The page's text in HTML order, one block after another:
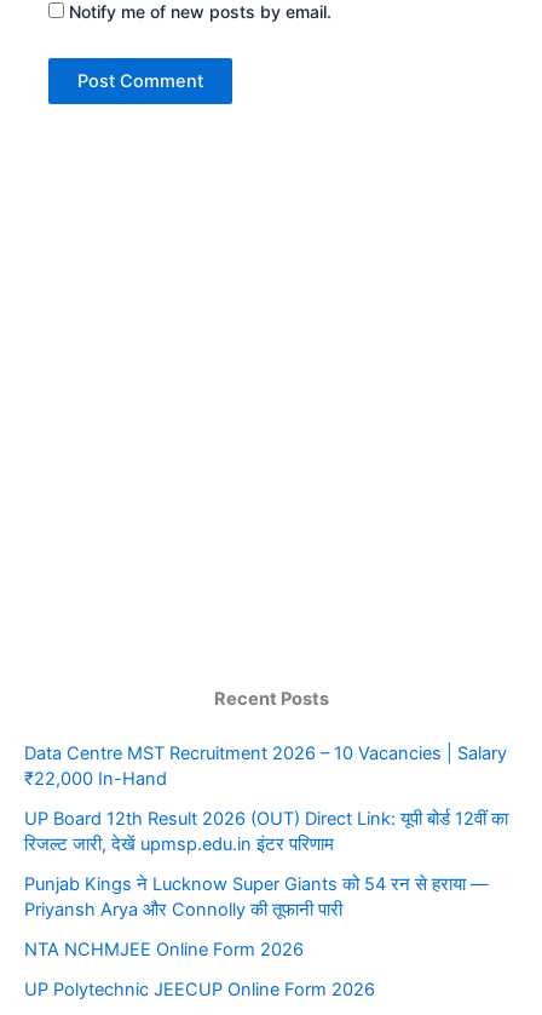
Notify me of new posts by email.
Recent Posts
Data Centre MST Recruitment 2026 – 10 Vacancies | Salary
₹22,000 In-Hand
UP Board 12th Result 2026 (OUT) Direct Link: यूपी बोर्ड 12वीं का
रिजल्ट जारी, देखें upmsp.edu.in इंटर परिणाम
Punjab Kings ने Lucknow Super Giants को 54 रन से हराया —
Priyansh Arya और Connolly की तूफानी पारी
NTA NCHMJEE Online Form 2026
UP Polytechnic JEECUP Online Form 2026